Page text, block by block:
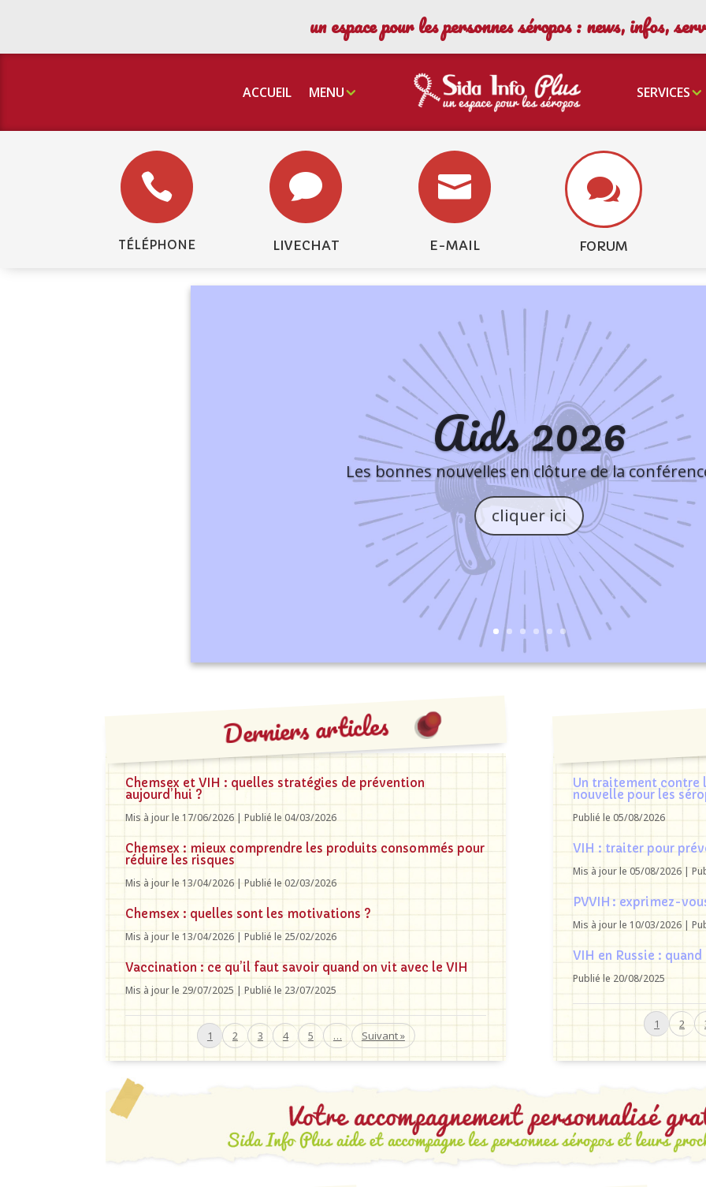
un espace pour les personnes séropos : news, infos,
ACCUEIL MENU SERVICES

TÉLÉPHONE

LIVECHAT

E-MAIL

FORUM
Aids 2026
Les bonnes nouvelles en clôture de la
cliquer ici
Derniers articles
Chemsex et VIH : quelles stratégies de prévention
aujourd’hui ?
Mis à jour le 17/06/2026 | Publié le 04/03/2026
Chemsex : mieux comprendre les produits consommés pour
réduire les risques
Mis à jour le 13/04/2026 | Publié le 02/03/2026
Chemsex : quelles sont les motivations ?
Mis à jour le 13/04/2026 | Publié le 25/02/2026
Vaccination : ce qu’il faut savoir quand on vit avec le VIH
Mis à jour le 29/07/2025 | Publié le 23/07/2025
1 2 3 4 5 … »
Un traitement contre
nouvelle pour les
Publié le 05/08/2026
VIH : traiter pour
Mis à jour le 05/08/2026 |
PVVIH : exprimez-
Mis à jour le 10/03/2026 |
VIH en Russie :
Publié le 20/08/2025
1 2